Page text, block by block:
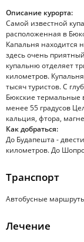
Описание курорта:
Самой известной
расположенная в
Капальня находится
здесь очень
купальню отделяет
километров.
тысяч туристов. С
Бюкские термальные
менее 55 градусов
кальция, фтора,
Как добраться:
До Будапешта -
километров. До
Транспорт
Автобусные
Лечение